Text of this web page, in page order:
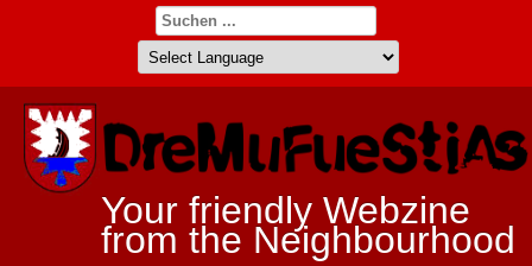
Your friendly Webzine
from the Neighbourhood